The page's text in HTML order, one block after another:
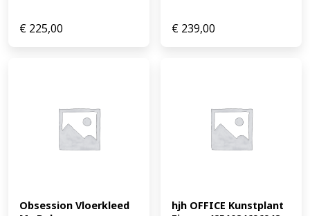
€ 225,00 € 239,00
Obsession Vloerkleed
hjh OFFICE Kunstplant